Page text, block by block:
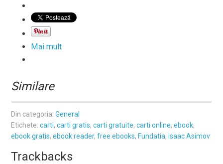
Mai mult
Similare
Din categoria:General
Etichete:carti,carti gratis,carti gratuite,carti online,ebook,
ebook gratis,ebook reader,free ebooks, Fundatia, Isaac Asimov
Trackbacks